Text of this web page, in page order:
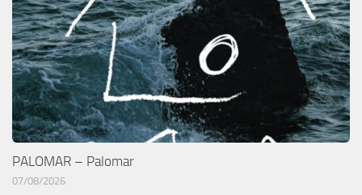
PALOMAR – Palomar
07/08/2026